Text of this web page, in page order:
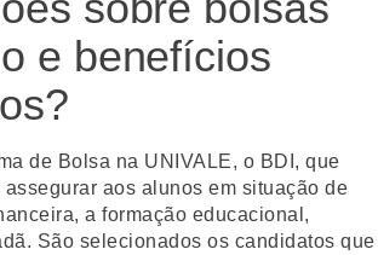
e benefícios
de Bolsa na UNIVALE, o BDI, que
aos alunos em situação de
a formação educacional,
São selecionados os candidatos que